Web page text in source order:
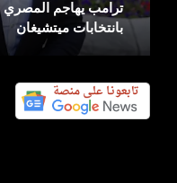
ترامب يهاجم المصري
بانتخابات ميتشيغان